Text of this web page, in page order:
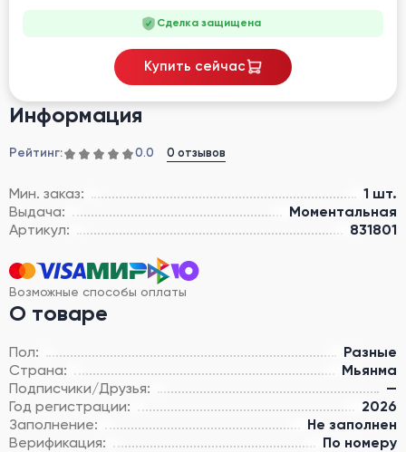
Информация
Рейтинг: 0.0 0 отзывов
Мин. заказ:
1 шт.
Выдача:
Моментальная
Артикул:
831801
Возможные способы оплаты
О товаре
Пол:
Разные
Страна:
Мьянма
Подписчики/Друзья:
—
Год регистрации:
2026
Заполнение:
Не заполнен
Верификация:
По номеру
Сделка защищена
Купить сейчас